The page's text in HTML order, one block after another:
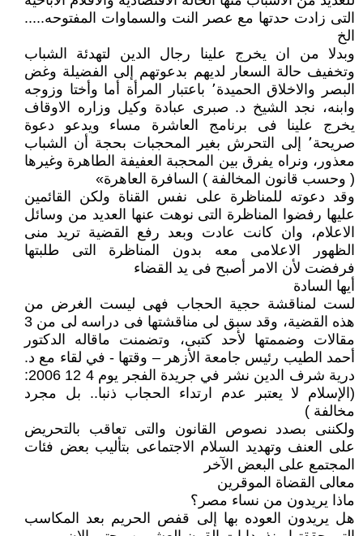
التى زادت حدتها مع عصر النت والسماوات المفتوحه.....
الخ
وبدلا من ان يخرج علينا رجال الدين لتهدئة الشباب
وتخفيف حالة السعار لديهم بدعوتهم إلى الفضيلة وغض
البصر والاخلاق الحميدة٬ باعتبار المرأة أما وأختا وزوجه
وابنه، نجد الشيخ د. صبرى عبادة وكيل وزاره الاوقاف
يخرج علينا فى برنامج العاشرة مساء ويدعو دعوة
صريحة٬ إلى التحرش بغير المحجبات بحجة أن الشباب
معذور، ونراه يفرق بين المحجبة العفيفة الطاهرة وغيرها
( وحسب قانون المخالفة ) السافرة العاهرة»
وقد دعوته للمناظرة على نفس القناة ولكن القائمين
عليها رفضوا المناظرة التى نوهت عنها العديد من وسائل
الاعلام، وان كانت عادت وبعد رفع القضية تريد منى
الظهور الاعلامى معه بدون المناظرة التى طلبتها
فرفضت لأن الامر أصبح فى يد القضاء
أيها السادة
لست لمناقشة حجية الحجاب فهى ليست الغرض من
هذه القضية، وقد سبق لى مناقشتها فى دراسه لى من 3
مقالات وضممتها لأحد كتبى، وتضمنت ماقاله الدكتور
أحمد الطيب رئيس جامعة الأزهر – وقتها - في لقاء مع د.
درية شرف الدين نشر في جريدة الفجر يوم 4 12 2006:
(الإسلام لا يعتبر عدم ارتداء الحجاب ذنبا.. بل مجرد
مخالفة )
ولكننى بصدد نصوص القانون والتى تعاقب بالتحريض
على العنف وتهديد السلام الاجتماعى بتأليب بعض فئات
المجتمع على البعض الآخر
معالى القضاة الموقرين
ماذا يريدون من نساء مصر؟
هل يريدون العوده بها إلى قفص الحريم بعد المكاسب